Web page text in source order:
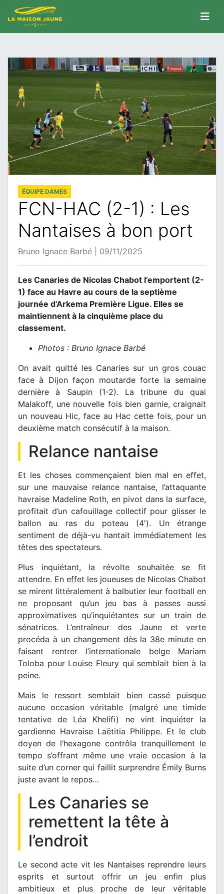
ÉQUIPE DAMES
FCN-HAC (2-1) : Les
Nantaises à bon port
Bruno Ignace Barbé | 09/11/2025
Les Canaries de Nicolas Chabot l’emportent (2-
1) face au Havre au cours de la septième
journée d’Arkema Première Ligue. Elles se
maintiennent à la cinquième place du
classement.
Photos : Bruno Ignace Barbé
On avait quitté les Canaries sur un gros couac
face à Dijon façon moutarde forte la semaine
dernière à Saupin (1-2). La tribune du quai
Malakoff, une nouvelle fois bien garnie, craignait
un nouveau Hic, face au Hac cette fois, pour un
deuxième match consécutif à la maison.
Relance nantaise
Et les choses commençaient bien mal en effet,
sur une mauvaise relance nantaise, l’attaquante
havraise Madeline Roth, en pivot dans la surface,
profitait d’un cafouillage collectif pour glisser le
ballon au ras du poteau (4′). Un étrange
sentiment de déjà-vu hantait immédiatement les
têtes des spectateurs.
Plus inquiétant, la révolte souhaitée se fit
attendre. En effet les joueuses de Nicolas Chabot
se mirent littéralement à balbutier leur football en
ne proposant qu’un jeu bas à passes aussi
approximatives qu’inquiétantes sur un train de
sénatrices. L’entraîneur des Jaune et verte
procéda à un changement dès la 38e minute en
faisant rentrer l’internationale belge Mariam
Toloba pour Louise Fleury qui semblait bien à la
peine.
Mais le ressort semblait bien cassé puisque
aucune occasion véritable (malgré une timide
tentative de Léa Khelifi) ne vint inquiéter la
gardienne Havraise Laëtitia Philippe. Et le club
doyen de l’hexagone contrôla tranquillement le
tempo s’offrant même une vraie occasion à la
suite d’un corner qui faillit surprendre Émily Burns
juste avant le repos…
Les Canaries se
remettent la tête à
l’endroit
Le second acte vit les Nantaises reprendre leurs
esprits et surtout offrir un jeu enfin plus
ambitieux et plus proche de leur véritable